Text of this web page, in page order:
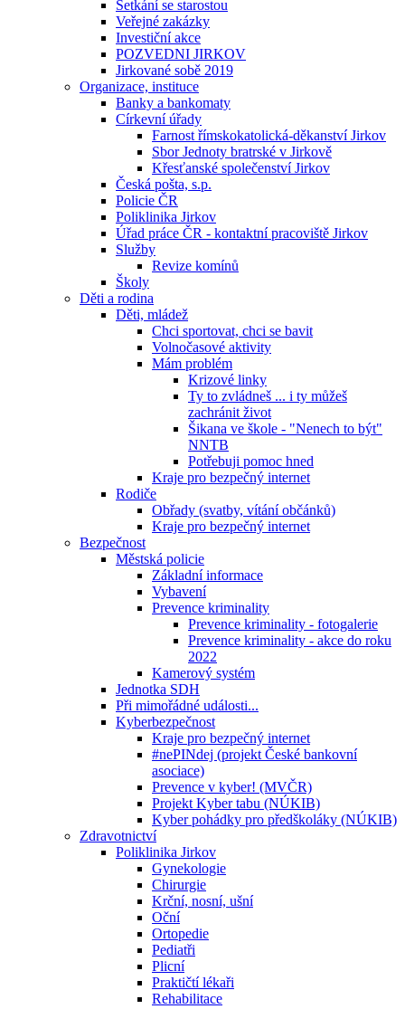
Setkání se starostou
Veřejné zakázky
Investiční akce
POZVEDNI JIRKOV
Jirkované sobě 2019
Organizace, instituce
Banky a bankomaty
Církevní úřady
Farnost římskokatolická-děkanství Jirkov
Sbor Jednoty bratrské v Jirkově
Křesťanské společenství Jirkov
Česká pošta, s.p.
Policie ČR
Poliklinika Jirkov
Úřad práce ČR - kontaktní pracoviště Jirkov
Služby
Revize komínů
Školy
Děti a rodina
Děti, mládež
Chci sportovat, chci se bavit
Volnočasové aktivity
Mám problém
Krizové linky
Ty to zvládneš ... i ty můžeš
zachránit život
Šikana ve škole - "Nenech to být"
NNTB
Potřebuji pomoc hned
Kraje pro bezpečný internet
Rodiče
Obřady (svatby, vítání občánků)
Kraje pro bezpečný internet
Bezpečnost
Městská policie
Základní informace
Vybavení
Prevence kriminality
Prevence kriminality - fotogalerie
Prevence kriminality - akce do roku
2022
Kamerový systém
Jednotka SDH
Při mimořádné události...
Kyberbezpečnost
Kraje pro bezpečný internet
#nePINdej (projekt České bankovní
asociace)
Prevence v kyber! (MVČR)
Projekt Kyber tabu (NÚKIB)
Kyber pohádky pro předškoláky (NÚKIB)
Zdravotnictví
Poliklinika Jirkov
Gynekologie
Chirurgie
Krční, nosní, ušní
Oční
Ortopedie
Pediatři
Plicní
Praktičtí lékaři
Rehabilitace